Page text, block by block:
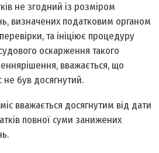
не згодний із розміром
визначених податковим органом
та ініціює процедуру
оскарження такого
вважається, що
був досягнутий.
вважається досягнутим від дати
повної суми занижених